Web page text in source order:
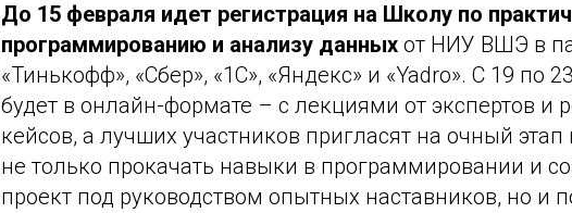
До 15 февраля идет регистрация на Школу по
программированию и анализу данных от НИУ ВШЭ в
«Тинькофф», «Сбер», «1С», «Яндекс» и «Yadro». С 19 по
будет в онлайн-формате – с лекциями от экспертов и
кейсов, а лучших участников пригласят на очный
не только прокачать навыки в программировании и
проект под руководством опытных наставников, но и